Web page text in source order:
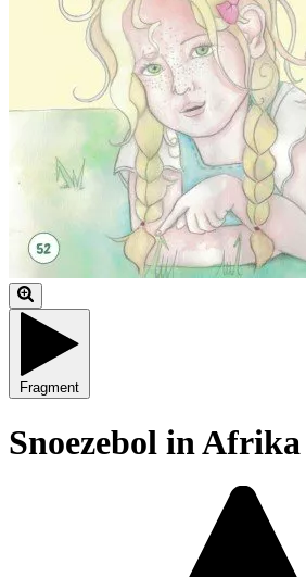
Fragment
Snoezebol in Afrika